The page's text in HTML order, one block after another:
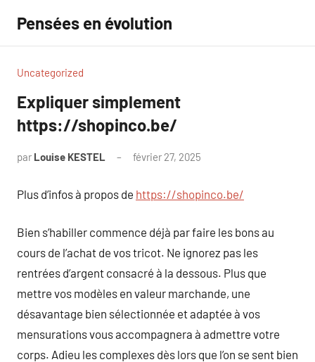
contenu
Pensées en évolution
Uncategorized
Expliquer simplement
https://shopinco.be/
par Louise KESTEL février 27, 2025
Plus d’infos à propos de https://shopinco.be/
Bien s’habiller commence déjà par faire les bons au
cours de l’achat de vos tricot. Ne ignorez pas les
rentrées d’argent consacré à la dessous. Plus que
mettre vos modèles en valeur marchande, une
désavantage bien sélectionnée et adaptée à vos
mensurations vous accompagnera à admettre votre
corps. Adieu les complexes dès lors que l’on se sent bien